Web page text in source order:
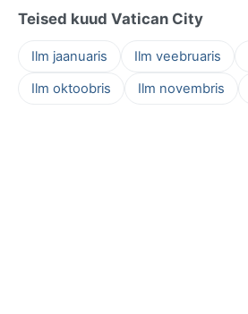
Teised kuud Vatican City
Ilm jaanuaris Ilm veebruaris
Ilm oktoobris
Ilm novembris